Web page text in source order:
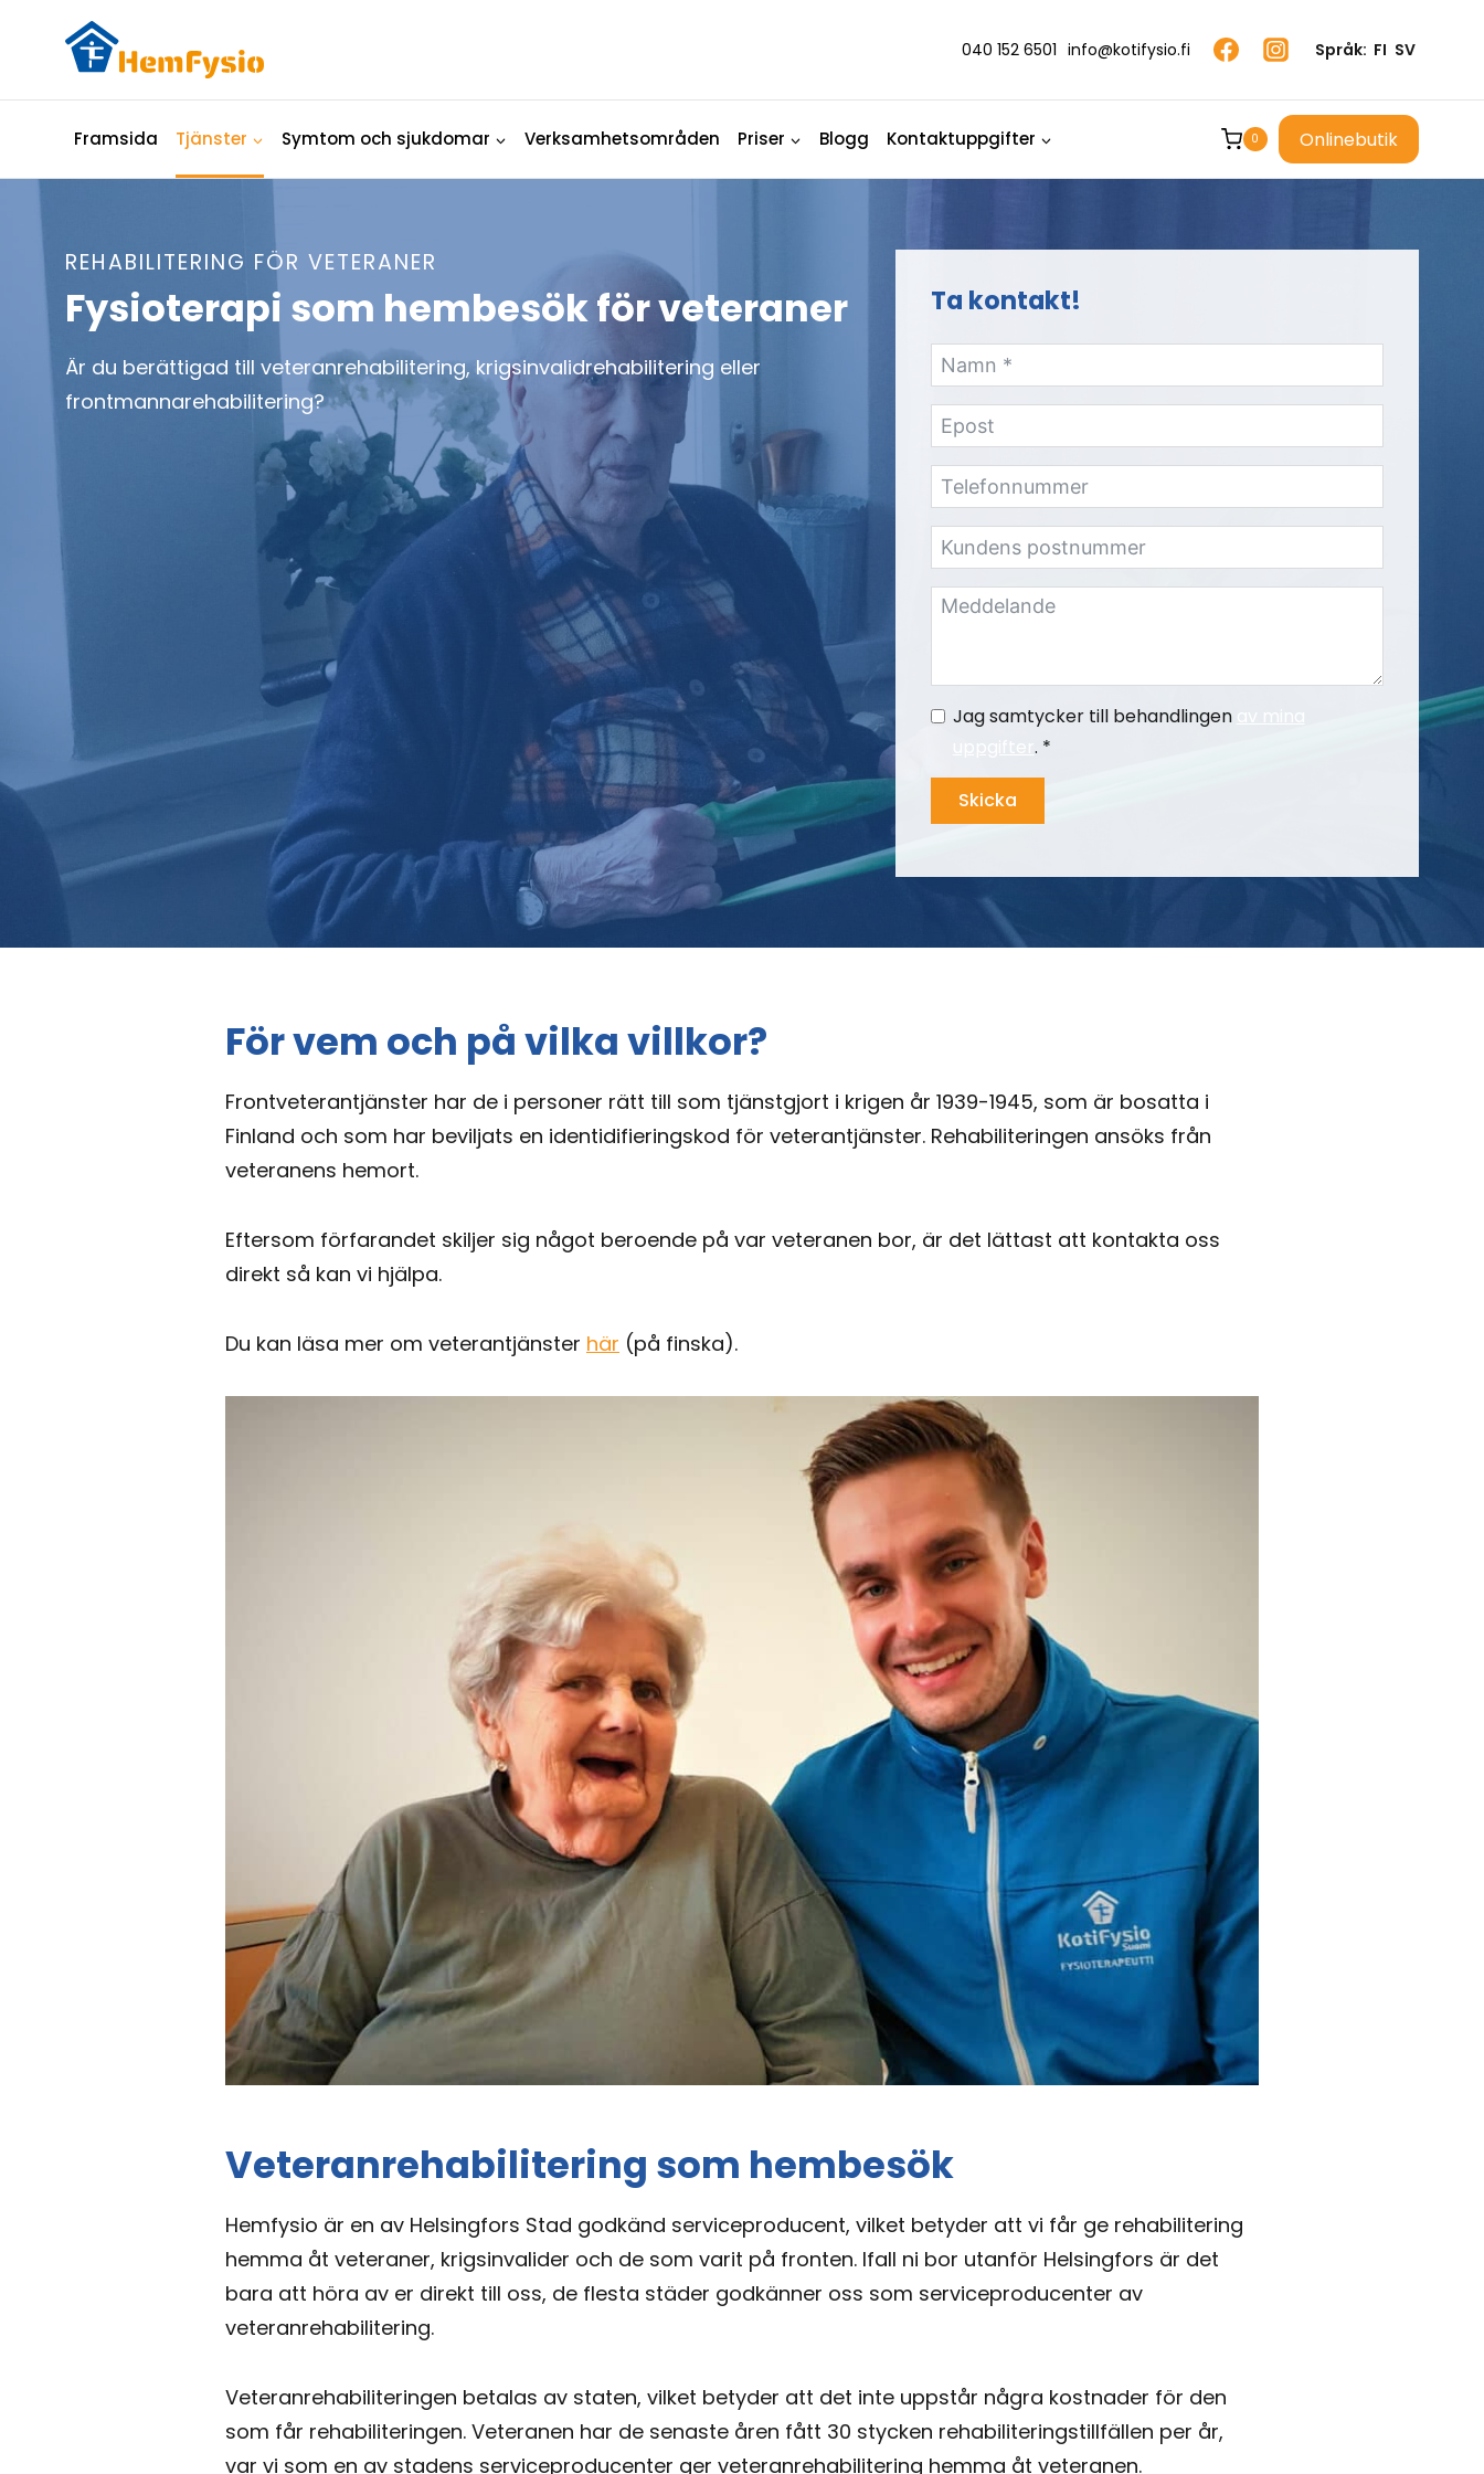
040 152 6501 info@kotifysio.fi Språk: FI SV
Framsida Tjänster Symtom och sjukdomar Verksamhetsområden Priser Blogg Kontaktuppgifter 0 Onlinebutik
REHABILITERING FÖR VETERANER
Fysioterapi som hembesök för veteraner
Är du berättigad till veteranrehabilitering, krigsinvalidrehabilitering eller
frontmannarehabilitering?
Ta kontakt!
Jag samtycker till behandlingen
. *
Skicka
För vem och på vilka villkor?
Frontveterantjänster har de i personer rätt till som tjänstgjort i krigen år 1939-1945, som är bosatta i
Finland och som har beviljats en identidifieringskod för veterantjänster. Rehabiliteringen ansöks från
veteranens hemort.
Eftersom förfarandet skiljer sig något beroende på var veteranen bor, är det lättast att kontakta oss
direkt så kan vi hjälpa.
Du kan läsa mer om veterantjänster här (på finska).
Veteranrehabilitering som hembesök
Hemfysio är en av Helsingfors Stad godkänd serviceproducent, vilket betyder att vi får ge rehabilitering
hemma åt veteraner, krigsinvalider och de som varit på fronten. Ifall ni bor utanför Helsingfors är det
bara att höra av er direkt till oss, de flesta städer godkänner oss som serviceproducenter av
veteranrehabilitering.
Veteranrehabiliteringen betalas av staten, vilket betyder att det inte uppstår några kostnader för den
som får rehabiliteringen. Veteranen har de senaste åren fått 30 stycken rehabiliteringstillfällen per år,
var vi som en av stadens serviceproducenter ger veteranrehabilitering hemma åt veteranen.